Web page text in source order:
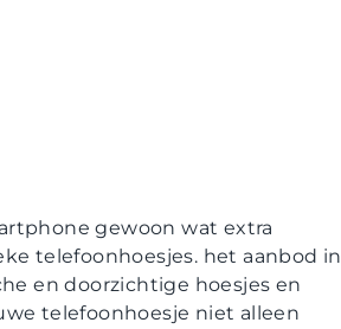
gewoon wat extra
telefoonhoesjes. het aanbod in
en doorzichtige hoesjes en
telefoonhoesje niet alleen